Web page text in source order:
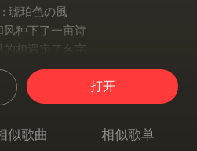
琥珀色の風
风种下了一亩诗
的相遇定了名字
动摹写少年的意志
时 你锐如箭矢
依偎你精巧双指
狂乱的涛浪正致词
打开
似歌曲 相似歌单